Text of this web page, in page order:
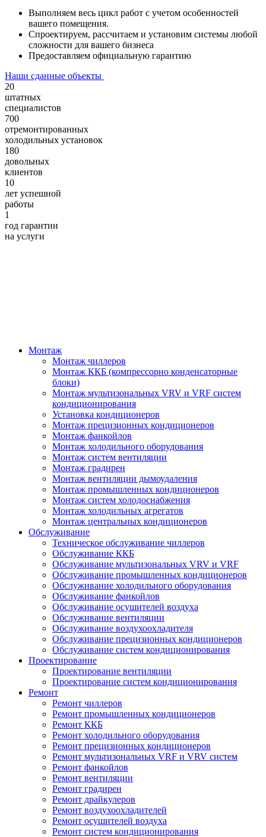
Выполняем весь цикл работ с учетом особенностей
вашего помещения.
Спроектируем, рассчитаем и установим системы любой
сложности для вашего бизнеса
Предоставляем официальную гарантию
Наши сданные объекты
20
штатных
специалистов
700
отремонтированных
холодильных установок
180
довольных
клиентов
10
лет успешной
работы
1
год гарантии
на услуги
Монтаж
Монтаж чиллеров
Монтаж ККБ (компрессорно конденсаторные
блоки)
Монтаж мультизональных VRV и VRF систем
кондиционирования
Установка кондиционеров
Монтаж прецизионных кондиционеров
Монтаж фанкойлов
Монтаж холодильного оборудования
Монтаж систем вентиляции
Монтаж градирен
Монтаж вентиляции дымоудаления
Монтаж промышленных кондиционеров
Монтаж систем холодоснабжения
Монтаж холодильных агрегатов
Монтаж центральных кондиционеров
Обслуживание
Техническое обслуживание чиллеров
Обслуживание ККБ
Обслуживание мультизональных VRV и VRF
Обслуживание промышленных кондиционеров
Обслуживание холодильного оборудования
Обслуживание фанкойлов
Обслуживание осушителей воздуха
Обслуживание вентиляции
Обслуживание воздухоохладителя
Обслуживание прецизионных кондиционеров
Обслуживание систем кондиционирования
Проектирование
Проектирование вентиляции
Проектирование систем кондиционирования
Ремонт
Ремонт чиллеров
Ремонт промышленных кондиционеров
Ремонт ККБ
Ремонт холодильного оборудования
Ремонт прецизионных кондиционеров
Ремонт мультизональных VRF и VRV систем
Ремонт фанкойлов
Ремонт вентиляции
Ремонт градирен
Ремонт драйкулеров
Ремонт воздухоохладителей
Ремонт осушителей воздуха
Ремонт систем кондиционирования